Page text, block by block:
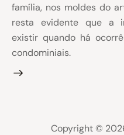
família, nos moldes do
resta evidente que a
existir quando há
condominiais.
Copyright ©